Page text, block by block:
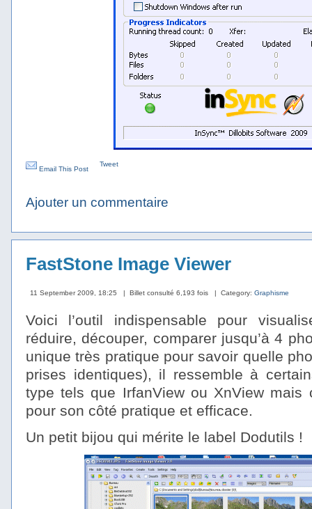
Email This Post
Tweet
Ajouter un commentaire
FastStone Image Viewer
11 September 2009, 18:25 | Billet consulté 6,193 fois | Category: Graphisme
Voici l’outil indispensable pour
réduire, découper, comparer jusqu’à 4
unique très pratique pour savoir quelle
prises identiques), il ressemble à
type tels que IrfanView ou XnView mais
pour son côté pratique et efficace.
Un petit bijou qui mérite le label Dodutils !